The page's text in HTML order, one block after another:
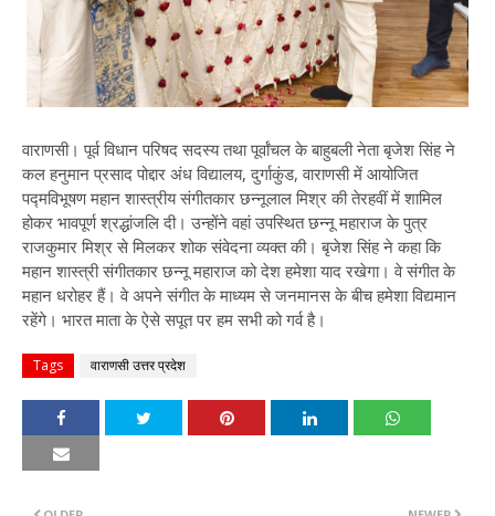
वाराणसी। पूर्व विधान परिषद सदस्य तथा पूर्वांचल के बाहुबली नेता बृजेश सिंह ने
कल हनुमान प्रसाद पोद्दार अंध विद्यालय, दुर्गाकुंड, वाराणसी में आयोजित
पद्मविभूषण महान शास्त्रीय संगीतकार छन्नूलाल मिश्र की तेरहवीं में शामिल
होकर भावपूर्ण श्रद्धांजलि दी। उन्होंने वहां उपस्थित छन्नू महाराज के पुत्र
राजकुमार मिश्र से मिलकर शोक संवेदना व्यक्त की। बृजेश सिंह ने कहा कि
महान शास्त्री संगीतकार छन्नू महाराज को देश हमेशा याद रखेगा। वे संगीत के
महान धरोहर हैं। वे अपने संगीत के माध्यम से जनमानस के बीच हमेशा विद्यमान
रहेंगे। भारत माता के ऐसे सपूत पर हम सभी को गर्व है।
Tags वाराणसी उत्तर प्रदेश